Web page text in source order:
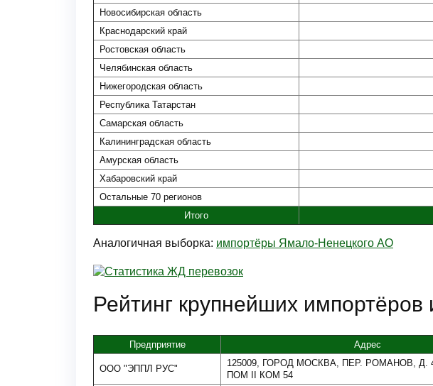
Новосибирская область
Краснодарский край
Ростовская область
Челябинская область
Нижегородская область
Республика Татарстан
Самарская область
Калининградская область
Амурская область
Хабаровский край
Остальные 70 регионов
Итого
Аналогичная выборка: импортёры Ямало-Ненецкого АО
Рейтинг крупнейших импортёров
Предприятие Адрес
ООО "ЭППЛ РУС"
125009, ГОРОД МОСКВА, ПЕР. РОМАНОВ, Д.
ПОМ II КОМ 54